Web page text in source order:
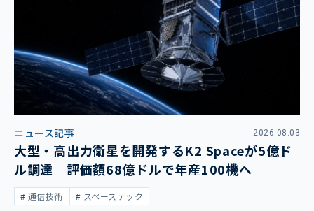
ニュース記事 2026.08.03
大型・高出力衛星を開発するK2 Spaceが5億ド
ル調達 評価額68億ドルで年産100機へ
通信技術 スペーステック